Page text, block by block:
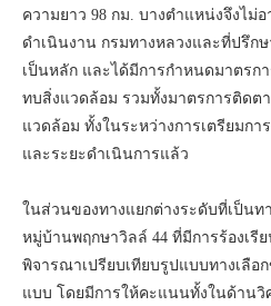
ความยาว 98 กม. บางตำแหน่งจึงไม่
ดำเนินงาน กรมทางหลวงและที่ปรึก
เป็นหลัก และได้มีการกำหนดมาตรก
ทบสิ่งแวดล้อม รวมทั้งมาตรการติด
แวดล้อม ทั้งในระหว่างการเตรียมกา
และระยะดำเนินการแล้ว
ในส่วนของทางแยกต่างระดับที่เป็นท
หมู่บ้านพฤกษาวิลล์ 44 ที่มีการร้องเรี
พิจารณาเปรียบเทียบรูปแบบทางเลือ
แบบ โดยมีการให้คะแนนทั้งในด้านวิ